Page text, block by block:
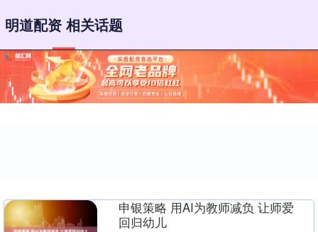
明道配资 相关话题
申银策略 用AI为教师减负 让师爱
回归幼儿